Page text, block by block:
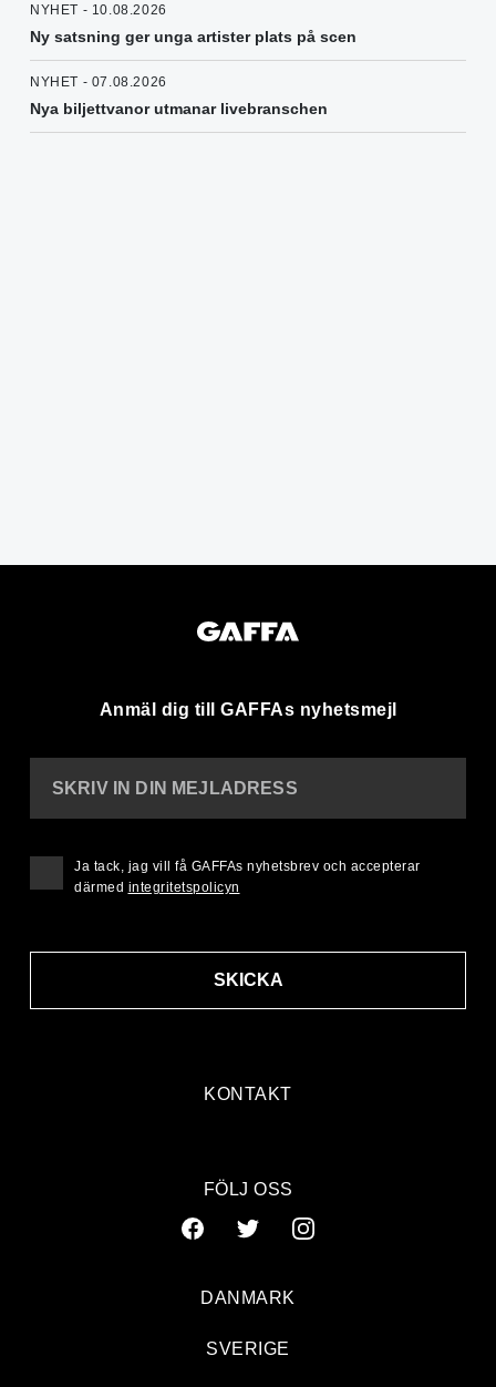
NYHET - 10.08.2026
Ny satsning ger unga artister plats på scen
NYHET - 07.08.2026
Nya biljettvanor utmanar livebranschen
Anmäl dig till GAFFAs nyhetsmejl
KONTAKT
SKRIV IN DIN MEJLADRESS
SKICKA
Ja tack, jag vill få GAFFAs nyhetsbrev och accepterar
därmed integritetspolicyn
FÖLJ OSS
DANMARK
SVERIGE